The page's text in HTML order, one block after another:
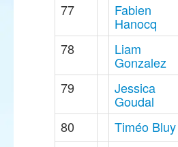
77 Fabien
Hanocq
78 Liam
Gonzalez
79 Jessica
Goudal
80 Timéo Bluy